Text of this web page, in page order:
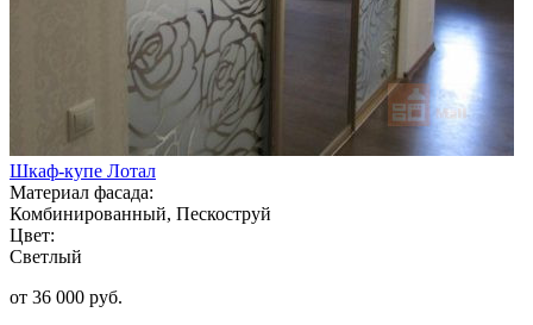
Шкаф-купе Лотал
Материал фасада:
Комбинированный, Пескоструй
Цвет:
Светлый
от 36 000 руб.